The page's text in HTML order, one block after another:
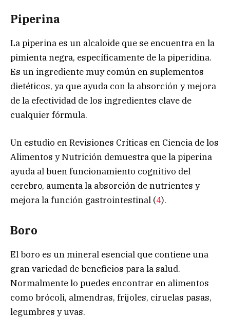
Piperina
La piperina es un alcaloide que se encuentra en la
pimienta negra, específicamente de la piperidina.
Es un ingrediente muy común en suplementos
dietéticos, ya que ayuda con la absorción y mejora
de la efectividad de los ingredientes clave de
cualquier fórmula.
Un estudio en Revisiones Críticas en Ciencia de los
Alimentos y Nutrición demuestra que la piperina
ayuda al buen funcionamiento cognitivo del
cerebro, aumenta la absorción de nutrientes y
mejora la función gastrointestinal (4).
Boro
El boro es un mineral esencial que contiene una
gran variedad de beneficios para la salud.
Normalmente lo puedes encontrar en alimentos
como brócoli, almendras, frijoles, ciruelas pasas,
legumbres y uvas.